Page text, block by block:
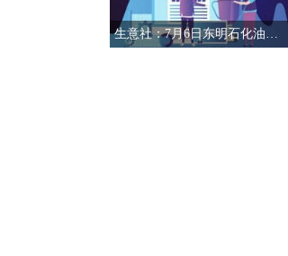
生意社：7月6日东明石化油品报价下滑